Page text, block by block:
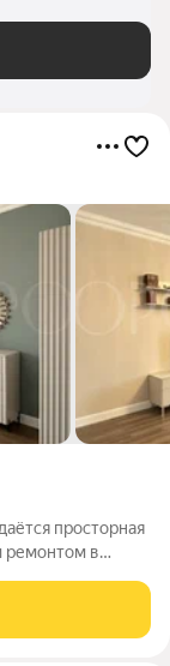
просторная
ремонтом в